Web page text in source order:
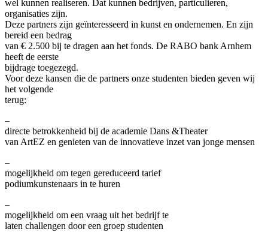
wel kunnen realiseren. Dat kunnen bedrijven, particulieren,
organisaties zijn.
Deze partners zijn geïnteresseerd in kunst en ondernemen. En zijn
bereid een bedrag
van € 2.500 bij te dragen aan het fonds. De RABO bank Arnhem
heeft de eerste
bijdrage toegezegd.
Voor deze kansen die de partners onze studenten bieden geven wij
het volgende
terug:
–
directe betrokkenheid bij de academie Dans &Theater
van ArtEZ en genieten van de innovatieve inzet van jonge mensen
–
mogelijkheid om tegen gereduceerd tarief
podiumkunstenaars in te huren
–
mogelijkheid om een vraag uit het bedrijf te
laten challengen door een groep studenten